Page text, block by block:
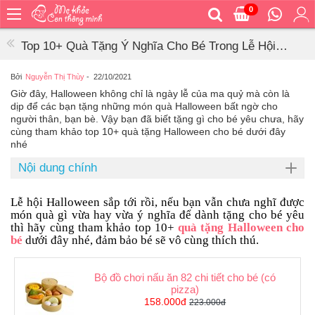
0
chủ
ăn
Bé
vệ
sinh
Bé
mặc
đi
ra
ngoài
ngủ
khỏe
Top 10+ Quà Tặng Ý Nghĩa Cho Bé Trong Lễ Hội
Bởi Nguyễn Thị Thùy - 22/10/2021
Giờ đây, Halloween không chỉ là ngày lễ của ma quỷ mà còn là
dịp để các bạn tặng những món quà Halloween bất ngờ cho
người thân, bạn bè. Vậy bạn đã biết tặng gì cho bé yêu chưa, hãy
cùng tham khảo top 10+ quà tặng Halloween cho bé dưới đây
nhé
Nội dung chính
Lễ hội Halloween sắp tới rồi, nếu bạn vẫn chưa nghĩ được
món quà gì vừa hay vừa ý nghĩa để dành tặng cho bé yêu
thì hãy cùng tham khảo top 10+quà tặng Halloween cho
bé dưới đây nhé, đảm bảo bé sẽ vô cùng thích thú.
Bộ đồ chơi nấu ăn 82 chi tiết cho bé (có
pizza)
158.000đ223.000đ